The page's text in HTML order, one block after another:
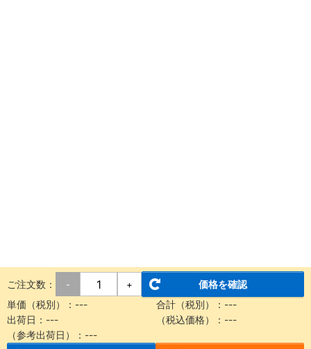
ご注文数： - +
価格を確認
単価（税別）： --- 合計（税別）： ---
出荷日： --- （税込価格）： ---
（参考出荷日）： ---